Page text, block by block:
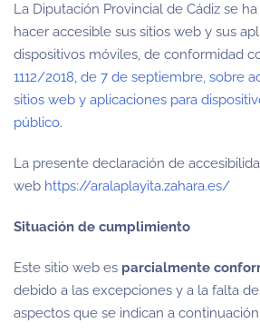
La Diputación Provincial de Cádiz se
hacer accesible sus sitios web y sus
dispositivos móviles, de conformidad
1112/2018, de 7 de septiembre, sobre
sitios web y aplicaciones para
público.
La presente declaración de
web https://aralaplayita.zahara.es/
Situación de cumplimiento
Este sitio web es parcialmente
debido a las excepciones y a la falta
aspectos que se indican a continuación.